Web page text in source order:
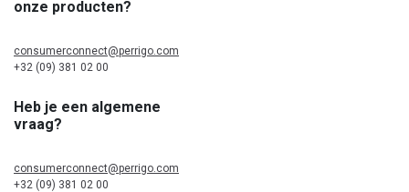
onze producten?
consumerconnect@perrigo.com
+32 (09) 381 02 00
Heb je een algemene
vraag?
consumerconnect@perrigo.com
+32 (09) 381 02 00